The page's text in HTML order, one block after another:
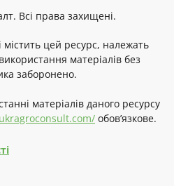
Всі права захищені.
містить цей ресурс, належать
матеріалів без
заборонено.
матеріалів даного ресурсу
обов’язкове.